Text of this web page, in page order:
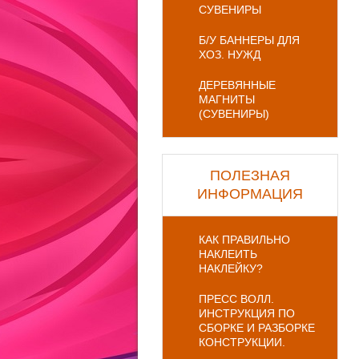
СУВЕНИРЫ
Б/У БАННЕРЫ ДЛЯ
ХОЗ. НУЖД
ДЕРЕВЯННЫЕ
МАГНИТЫ
(СУВЕНИРЫ)
ПОЛЕЗНАЯ
ИНФОРМАЦИЯ
КАК ПРАВИЛЬНО
НАКЛЕИТЬ
НАКЛЕЙКУ?
ПРЕСС ВОЛЛ.
ИНСТРУКЦИЯ ПО
СБОРКЕ И РАЗБОРКЕ
КОНСТРУКЦИИ.